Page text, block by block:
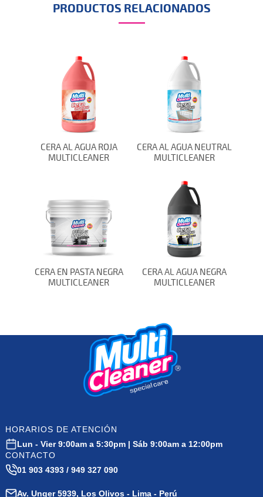
PRODUCTOS RELACIONADOS
CERA AL AGUA ROJA
MULTICLEANER
CERA AL AGUA NEUTRAL
MULTICLEANER
CERA EN PASTA NEGRA
MULTICLEANER
CERA AL AGUA NEGRA
MULTICLEANER
HORARIOS DE ATENCIÓN
Lun - Vier 9:00am a 5:30pm | Sáb 9:00am a 12:00pm
CONTACTO
01 903 4393 / 949 327 090
Av. Unger 5939, Los Olivos - Lima - Perú